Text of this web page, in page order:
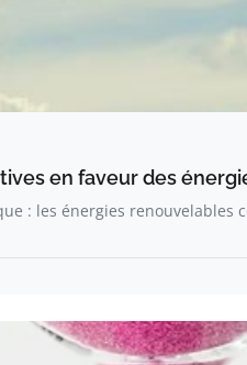
en faveur des
: les énergies renouvelables